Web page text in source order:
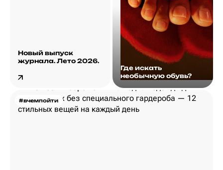
Новый выпуск
журнала. Лето 2026.
Где искать
необычную обувь?
#вчемпойти